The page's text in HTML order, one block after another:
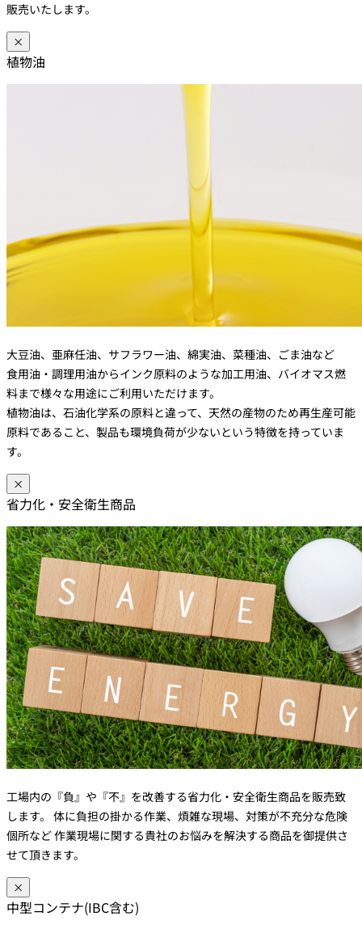
販売いたします。
×
植物油
大豆油、亜麻任油、サフラワー油、綿実油、菜種油、ごま油など
食用油・調理用油からインク原料のような加工用油、バイオマス燃
料まで様々な用途にご利用いただけます。
植物油は、石油化学系の原料と違って、天然の産物のため再生産可能
原料であること、製品も環境負荷が少ないという特徴を持っていま
す。
×
省力化・安全衛生商品
工場内の『負』や『不』を改善する省力化・安全衛生商品を販売致
します。 体に負担の掛かる作業、煩雑な現場、対策が不充分な危険
個所など 作業現場に関する貴社のお悩みを解決する商品を御提供さ
せて頂きます。
×
中型コンテナ(IBC含む)